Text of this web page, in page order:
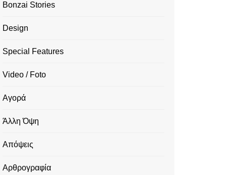
Bonzai Stories
Design
Special Features
Video / Foto
Αγορά
Άλλη Όψη
Απόψεις
Αρθρογραφία